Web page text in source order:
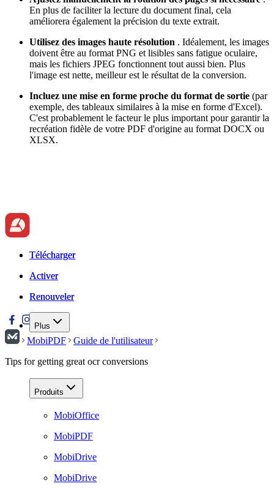
En plus de faciliter la lecture du document final, cela
améliorera également la précision du texte extrait.
Utilisez des images haute résolution . Idéalement, les images
doivent être au format PNG et lisibles sans fatigue oculaire,
mais les fichiers JPEG fonctionnent tout aussi bien. Plus
l'image est nette, meilleur est le résultat de la conversion.
Incluez une mise en forme proche du format de sortie (par
exemple, des tableaux similaires à la mise en forme d'Excel).
C'est probablement le facteur le plus important pour garantir la
recréation fidèle de votre PDF d'origine au format DOCX ou
XLSX.
Télécharger
Activer
Renouveler
Plus
Télécharger
Activer
Renouveler
MobiPDF
Guide de l'utilisateur
Tips for getting great ocr conversions
Produits
MobiOffice
MobiPDF
MobiDrive
MobiDrive